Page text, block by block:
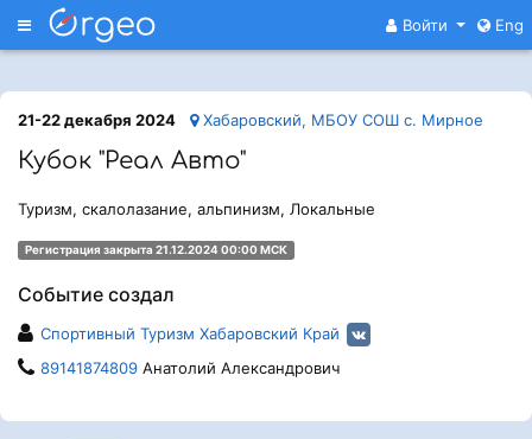
Меню Войти Eng
21-22 декабря 2024 Хабаровский, МБОУ СОШ с. Мирное
Кубок "Реал Авто"
Туризм, скалолазание, альпинизм, Локальные
Регистрация закрыта 21.12.2024 00:00 МСК
Событие создал
Спортивный Туризм Хабаровский Край
89141874809 Анатолий Александрович